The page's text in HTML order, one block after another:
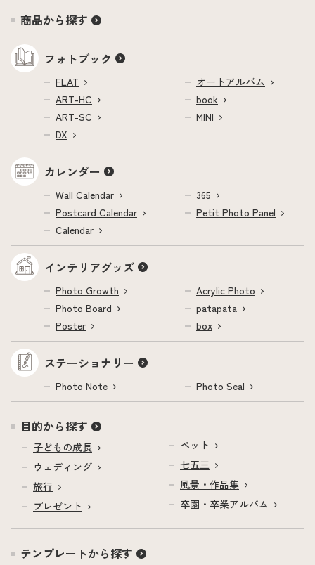
商品から探す
フォトブック
FLAT
ART-HC
ART-SC
DX
オートアルバム
book
MINI
カレンダー
Wall Calendar
Postcard Calendar
Calendar
365
Petit Photo Panel
インテリアグッズ
Photo Growth
Photo Board
Poster
Acrylic Photo
patapata
box
ステーショナリー
Photo Note Photo Seal
目的から探す
子どもの成長
ウェディング
旅行
プレゼント
ペット
七五三
風景・作品集
卒園・卒業アルバム
テンプレートから探す